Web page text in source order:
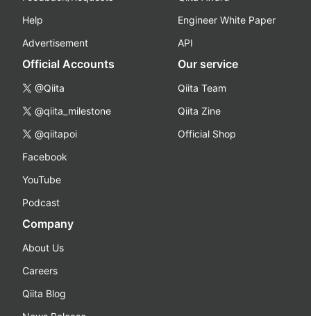
Help
Advertisement
Engineer White Paper
API
Official Accounts
@Qiita
@qiita_milestone
@qiitapoi
Facebook
YouTube
Podcast
Our service
Qiita Team
Qiita Zine
Official Shop
Company
About Us
Careers
Qiita Blog